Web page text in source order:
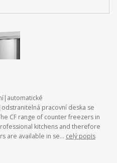
pracovní deska se
CF range of counter freezers in
kitchens and therefore
are available in se... celý popis